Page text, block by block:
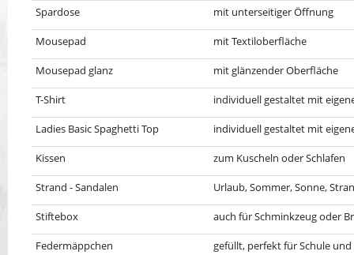
Spardose mit unterseitiger Öffnung
Mousepad mit Textiloberfläche
Mousepad glanz mit glänzender Oberfläche
T-Shirt individuell gestaltet mit
Ladies Basic Spaghetti Top individuell gestaltet mit
Kissen zum Kuscheln oder Schlafen
Strand - Sandalen Urlaub, Sommer, Sonne,
Stiftebox auch für Schminkzeug oder
Federmäppchen gefüllt, perfekt für Schule und